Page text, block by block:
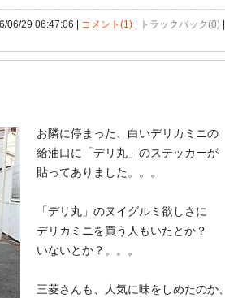
06/29 06:47:06 | コメント(1) | トラックバック(0) |
お隣に停まった、白いデリカミニの
給油口に「デリ丸」のステッカーが
貼ってありました。。。
「デリ丸」のヌイグルミ欲しさに
デリカミニを買う人もいたとか？
いないとか？。。。
三菱さんも、人気に味をしめたのか、